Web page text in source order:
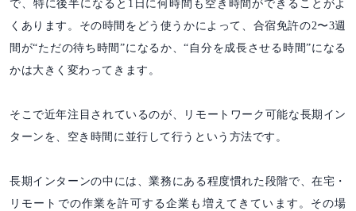
で、特に後半になると1日に何時間も空き時間ができることがよ
くあります。その時間をどう使うかによって、合宿免許の2〜3週
間が“ただの待ち時間”になるか、“自分を成長させる時間”になる
かは大きく変わってきます。
そこで近年注目されているのが、リモートワーク可能な長期イン
ターンを、空き時間に並行して行うという方法です。
長期インターンの中には、業務にある程度慣れた段階で、在宅・
リモートでの作業を許可する企業も増えてきています。その場